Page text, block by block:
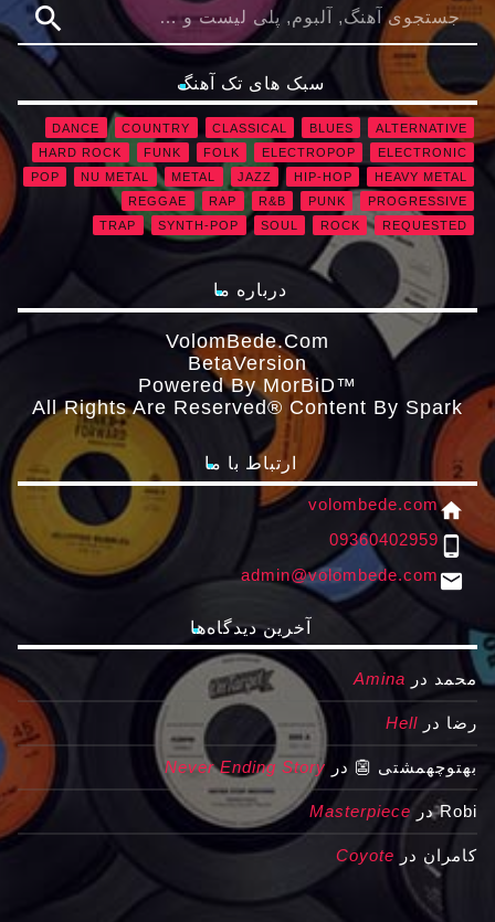
search
سبک های تک آهنگ
ALTERNATIVE
BLUES
CLASSICAL
COUNTRY
DANCE
ELECTRONIC
ELECTROPOP
FOLK
FUNK
HARD ROCK
HEAVY METAL
HIP-HOP
JAZZ
METAL
NU METAL
POP
PROGRESSIVE
PUNK
R&B
RAP
REGGAE
REQUESTED
ROCK
SOUL
SYNTH-POP
TRAP
درباره ما
VolomBede.com
ΒetaVersion
Powered By MorBiD™
All Rights Are Reserved® Content By Spark
ارتباط با ما
home
volombede.com
phone_android
09360402959
email
admin@volombede.com
آخرین دیدگاه‌ها
محمد در Amina
رضا در Hell
بهتوچهمشتی 👺 در Never Ending Story
Robiدر Masterpiece
کامران در Coyote